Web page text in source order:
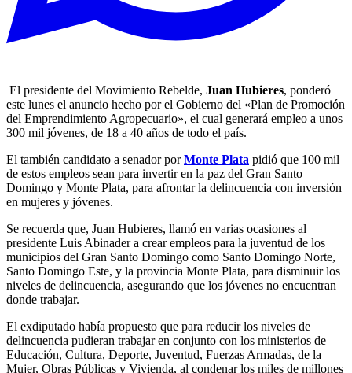
El presidente del Movimiento Rebelde, Juan Hubieres, ponderó
este lunes el anuncio hecho por el Gobierno del «Plan de Promoción
del Emprendimiento Agropecuario», el cual generará empleo a unos
300 mil jóvenes, de 18 a 40 años de todo el país.
El también candidato a senador porMonte Plata pidió que 100 mil
de estos empleos sean para invertir en la paz del Gran Santo
Domingo y Monte Plata, para afrontar la delincuencia con inversión
en mujeres y jóvenes.
Se recuerda que, Juan Hubieres, llamó en varias ocasiones al
presidente Luis Abinader a crear empleos para la juventud de los
municipios del Gran Santo Domingo como Santo Domingo Norte,
Santo Domingo Este, y la provincia Monte Plata, para disminuir los
niveles de delincuencia, asegurando que los jóvenes no encuentran
donde trabajar.
El exdiputado había propuesto que para reducir los niveles de
delincuencia pudieran trabajar en conjunto con los ministerios de
Educación, Cultura, Deporte, Juventud, Fuerzas Armadas, de la
Mujer, Obras Públicas y Vivienda, al condenar los miles de millones